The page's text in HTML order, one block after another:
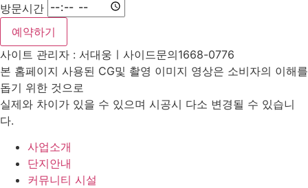
방문시간
예약하기
사이트 관리자 : 서대웅ㅣ사이드문의1668-0776
본 홈페이지 사용된 CG및 촬영 이미지 영상은 소비자의 이해를
돕기 위한 것으로
실제와 차이가 있을 수 있으며 시공시 다소 변경될 수 있습니
다.
사업소개
단지안내
커뮤니티 시설